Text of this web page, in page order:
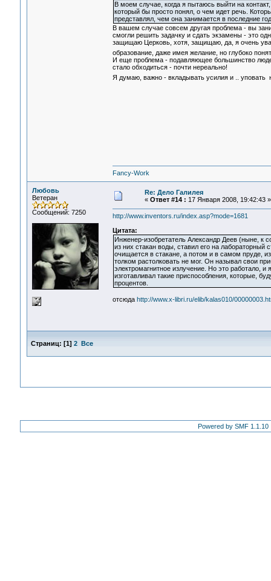
В моем случае, когда я пытаюсь выйти на
который бы просто понял, о чем идет речь.
представлял, чем она занимается в последние
В вашем случае совсем другая проблема - вы
смогли решить задачку и сдать экзамены - это
защищаю Церковь, хотя, защищаю, да, я очень
образование, даже имея желание, но глубоко
И еще проблема - подавляющее большинство
стало обходиться - почти нереально!
Я думаю, важно - вкладывать усилия и .. уповать
Fancy-Work
Любовь
Ветеран
Сообщений: 7250
Re: Дело Галилея
« Ответ #14 : 17 Января 2008, 19:42:43 »
http://www.inventors.ru/index.asp?mode=1681
Цитата:
Инженер-изобретатель Александр Деев (ныне,
из них стакан воды, ставил его на лабораторный
очищается в стакане, а потом и в самом пруде,
толком растолковать не мог. Он называл свои
электромагнитное излучение. Но это работало,
изготавливал такие приспособления, которые,
процентов.
отсюда http://www.x-libri.ru/elib/kalas010/
Страниц: [1] 2 Все
Powered by SMF 1.1.10